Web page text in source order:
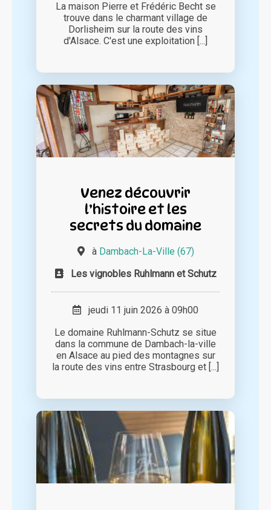
La maison Pierre et Frédéric Becht se
trouve dans le charmant village de
Dorlisheim sur la route des vins
d'Alsace. C'est une exploitation [...]
Venez découvrir
l’histoire et les
secrets du domaine
à Dambach-La-Ville (67)
Les vignobles Ruhlmann et Schutz
jeudi 11 juin 2026 à 09h00
Le domaine Ruhlmann-Schutz se situe
dans la commune de Dambach-la-ville
en Alsace au pied des montagnes sur
la route des vins entre Strasbourg et [...]